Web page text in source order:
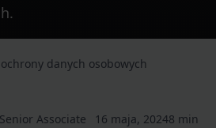
danych osobowych
Senior Associate 16 maja, 20248 min